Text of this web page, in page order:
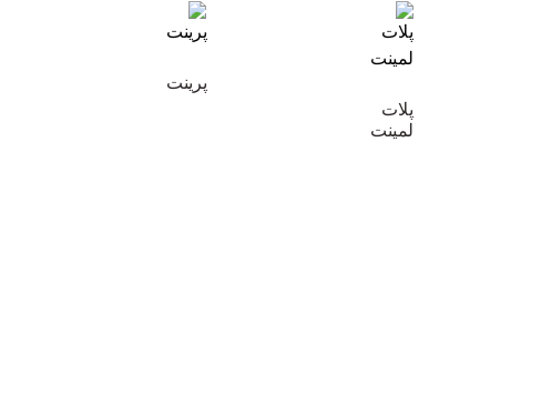
پلات
لمینت
پرینت